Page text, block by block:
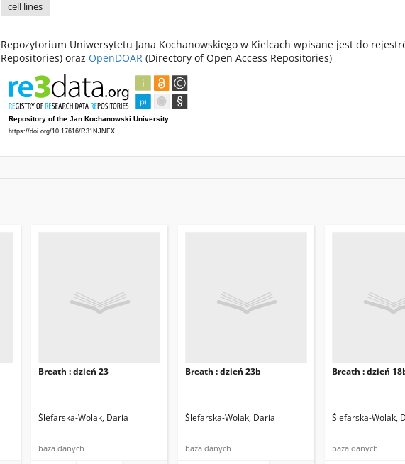
cell lines
Repozytorium Uniwersytetu Jana Kochanowskiego w Kielcach wpisane jest do
Repositories) oraz OpenDOAR (Directory of Open Access Repositories)
Breath : dzień 23
Ślefarska-Wolak, Daria
baza danych
Breath : dzień 23b
Ślefarska-Wolak, Daria
baza danych
Breath : dzień
Ślefarska-Wolak,
baza danych